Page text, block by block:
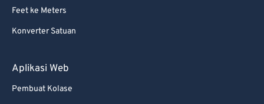
Feet ke Meters
Konverter Satuan
Aplikasi Web
Pembuat Kolase